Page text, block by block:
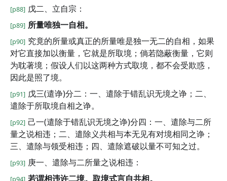
[p88] 戊二、立自宗：
[p89] 所量唯独一自相。
[p90] 究竟的所量或真正的所量唯是独一无二的自相，如果
对它直接加以衡量，它就是所取境；倘若隐蔽衡量，它则
为耽著境；假设人们以这两种方式取境，都不会受欺惑，
因此是照了境。
[p91] 戊三(遣诤)分二：一、遣除于错乱识无境之诤；二、
遣除于所取境自相之诤。
[p92] 己一(遣除于错乱识无境之诤)分四：一、遣除与二所
量之说相违；二、遣除义共相与本无见有对境相同之诤；
三、遣除与领受相违；四、遣除遮破以量不可知之过。
[p93] 庚一、遣除与二所量之说相违：
[p94] 若谓相违许二境。取境式言自共相。